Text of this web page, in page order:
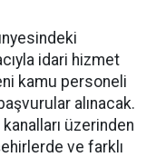
idari hizmet
kamu personeli
alınacak.
üzerinden
ve farklı